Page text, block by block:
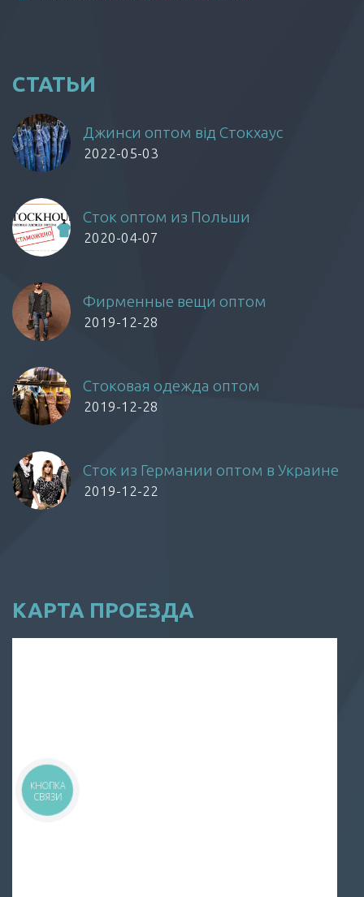
СТАТЬИ
Джинси оптом від Стокхаус
2022-05-03
Сток оптом из Польши
2020-04-07
Фирменные вещи оптом
2019-12-28
Стоковая одежда оптом
2019-12-28
Сток из Германии оптом в Украине
2019-12-22
КАРТА ПРОЕЗДА
КНОПКА
СВЯЗИ